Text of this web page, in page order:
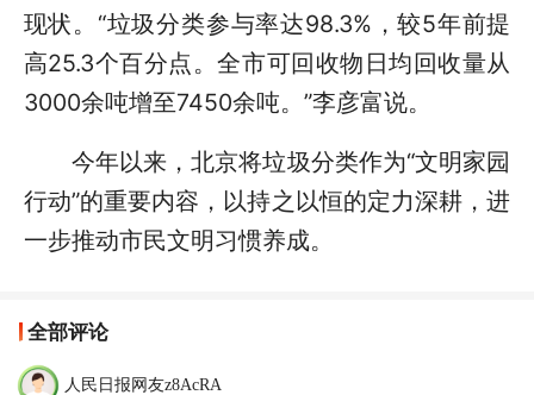
现状。“垃圾分类参与率达98.3%，较5年前提
高25.3个百分点。全市可回收物日均回收量从
3000余吨增至7450余吨。”李彦富说。
今年以来，北京将垃圾分类作为“文明家园
行动”的重要内容，以持之以恒的定力深耕，进
一步推动市民文明习惯养成。
全部评论
人民日报网友z8AcRA